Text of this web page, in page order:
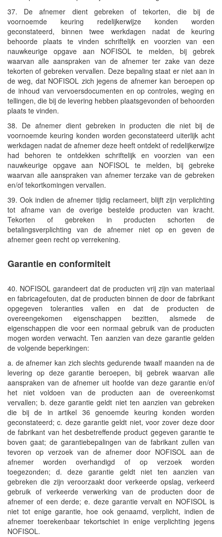
37. De afnemer dient gebreken of tekorten, die bij de
voornoemde keuring redelijkerwijze konden worden
geconstateerd, binnen twee werkdagen nadat de keuring
behoorde plaats te vinden schriftelijk en voorzien van een
nauwkeurige opgave aan NOFISOL te melden, bij gebrek
waarvan alle aanspraken van de afnemer ter zake van deze
tekorten of gebreken vervallen. Deze bepaling staat er niet aan in
de weg, dat NOFISOL zich jegens de afnemer kan beroepen op
de inhoud van vervoersdocumenten en op controles, weging en
tellingen, die bij de levering hebben plaatsgevonden of behoorden
plaats te vinden.
38. De afnemer dient gebreken in producten die niet bij de
voornoemde keuring konden worden geconstateerd uiterlijk acht
werkdagen nadat de afnemer deze heeft ontdekt of redelijkerwijze
had behoren te ontdekken schriftelijk en voorzien van een
nauwkeurige opgave aan NOFISOL te melden, bij gebreke
waarvan alle aanspraken van afnemer terzake van de gebreken
en/of tekortkomingen vervallen.
39. Ook indien de afnemer tijdig reclameert, blijft zijn verplichting
tot afname van de overige bestelde producten van kracht.
Tekorten of gebreken in producten schorten de
betalingsverplichting van de afnemer niet op en geven de
afnemer geen recht op verrekening.
Garantie en conformiteit
40. NOFISOL garandeert dat de producten vrij zijn van materiaal
en fabricagefouten, dat de producten binnen de door de fabrikant
opgegeven toleranties vallen en dat de producten de
overeengekomen eigenschappen bezitten, alsmede de
eigenschappen die voor een normaal gebruik van de producten
mogen worden verwacht. Ten aanzien van deze garantie gelden
de volgende beperkingen:
a. de afnemer kan zich slechts gedurende twaalf maanden na de
levering op deze garantie beroepen, bij gebrek waarvan alle
aanspraken van de afnemer uit hoofde van deze garantie en/of
het niet voldoen van de producten aan de overeenkomst
vervallen; b. deze garantie geldt niet ten aanzien van gebreken
die bij de in artikel 36 genoemde keuring konden worden
geconstateerd; c. deze garantie geldt niet, voor zover deze door
de fabrikant van het desbetreffende product gegeven garantie te
boven gaat; de garantiebepalingen van de fabrikant zullen van
tevoren op verzoek van de afnemer door NOFISOL aan de
afnemer worden overhandigd of op verzoek worden
toegezonden; d. deze garantie geldt niet ten aanzien van
gebreken die zijn veroorzaakt door verkeerde opslag, verkeerd
gebruik of verkeerde verwerking van de producten door de
afnemer of een derde; e. deze garantie vervalt en NOFISOL is
niet tot enige garantie, hoe ook genaamd, verplicht, indien de
afnemer toerekenbaar tekortschiet in enige verplichting jegens
NOFISOL.